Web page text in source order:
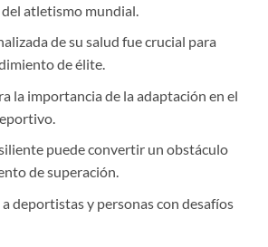
atletismo mundial.
de su salud fue crucial para
de élite.
la importancia de la adaptación en el
puede convertir un obstáculo
de superación.
deportistas y personas con desafíos